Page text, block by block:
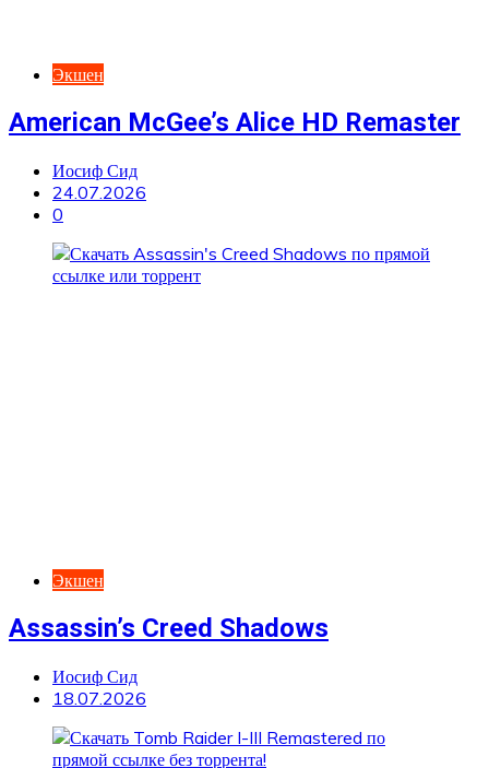
Экшен
American McGee’s Alice HD Remaster
Иосиф Сид
24.07.2026
0
Экшен
Assassin’s Creed Shadows
Иосиф Сид
18.07.2026